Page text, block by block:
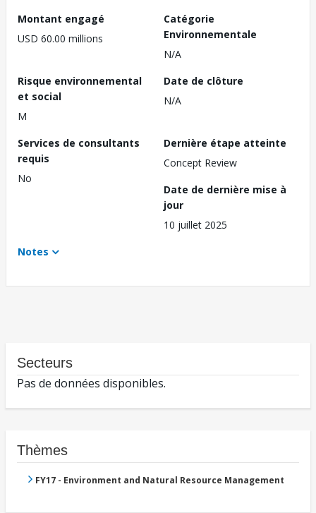
Montant engagé
USD 60.00 millions
Catégorie
Environnementale
N/A
Risque environnemental
et social
M
Date de clôture
N/A
Services de consultants
requis
No
Dernière étape atteinte
Concept Review
Date de dernière mise à
jour
10 juillet 2025
Notes
Secteurs
Pas de données disponibles.
Thèmes
FY17 - Environment and Natural Resource Management